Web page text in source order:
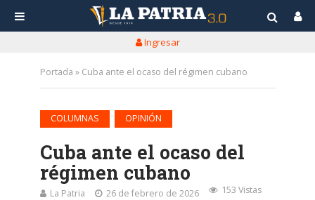
Ingresar
Portada » Cuba ante el ocaso del régimen cubano
COLUMNAS OPINIÓN
Cuba ante el ocaso del
régimen cubano
La Patria 26 de febrero de 2026 153 Vistas